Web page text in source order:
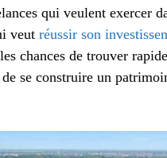
qui veulent exercer
veut réussir son
chances de trouver
se construire un